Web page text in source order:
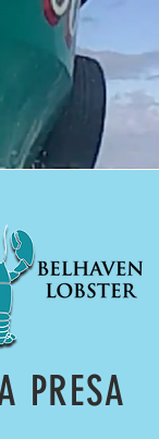
PRESA